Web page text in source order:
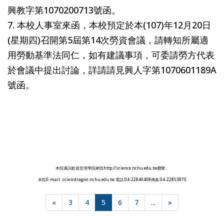
興教字第1070200713號函。
7. 本校人事室來函，本校預定於本(107)年12月20日
(星期四)召開第5屆第14次勞資會議，請轉知所屬適
用勞動基準法同仁，如有建議事項，可委請勞方代表
於會議中提出討論，詳請請見興人字第1070601189A
號函。
本院週訊歡迎至理學院網頁http://science.nchu.edu.tw瀏覽。
本院E-mail: scie＠dragon.nchu.edu.tw 電話:04-22840408傳真:04-22853870
« 3 4 5 6 7 ... »